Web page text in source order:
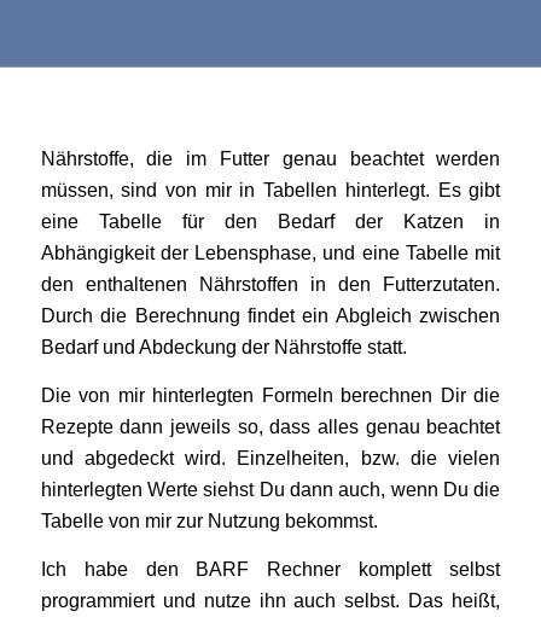
Nährstoffe, die im Futter genau beachtet werden
müssen, sind von mir in Tabellen hinterlegt. Es gibt
eine Tabelle für den Bedarf der Katzen in
Abhängigkeit der Lebensphase, und eine Tabelle mit
den enthaltenen Nährstoffen in den Futterzutaten.
Durch die Berechnung findet ein Abgleich zwischen
Bedarf und Abdeckung der Nährstoffe statt.
Die von mir hinterlegten Formeln berechnen Dir die
Rezepte dann jeweils so, dass alles genau beachtet
und abgedeckt wird. Einzelheiten, bzw. die vielen
hinterlegten Werte siehst Du dann auch, wenn Du die
Tabelle von mir zur Nutzung bekommst.
Ich habe den BARF Rechner komplett selbst
programmiert und nutze ihn auch selbst. Das heißt,